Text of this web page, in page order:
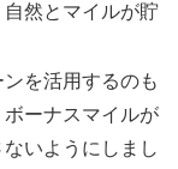
然とマイルが貯
を活用するのも
ーナスマイルが
いようにしまし